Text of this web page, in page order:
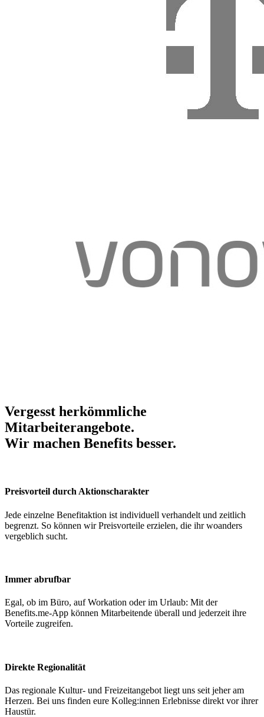
Vergesst herkömmliche
Mitarbeiterangebote.
Wir machen Benefits besser.
Preisvorteil durch Aktionscharakter
Jede einzelne Benefitaktion ist individuell verhandelt und zeitlich
begrenzt. So können wir Preisvorteile erzielen, die ihr woanders
vergeblich sucht.
Immer abrufbar
Egal, ob im Büro, auf Workation oder im Urlaub: Mit der
Benefits.me-App können Mitarbeitende überall und jederzeit ihre
Vorteile zugreifen.
Direkte Regionalität
Das regionale Kultur- und Freizeitangebot liegt uns seit jeher am
Herzen. Bei uns finden eure Kolleg:innen Erlebnisse direkt vor ihrer
Haustür.